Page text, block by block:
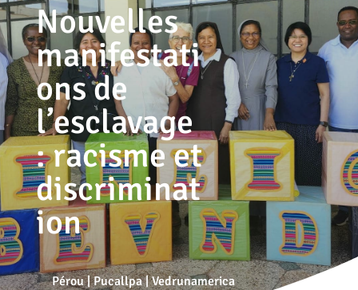
Nouvelles
manifestati
ons de
l’esclavage
: racisme et
discriminat
ion
Pérou|Pucallpa|Vedrunamerica